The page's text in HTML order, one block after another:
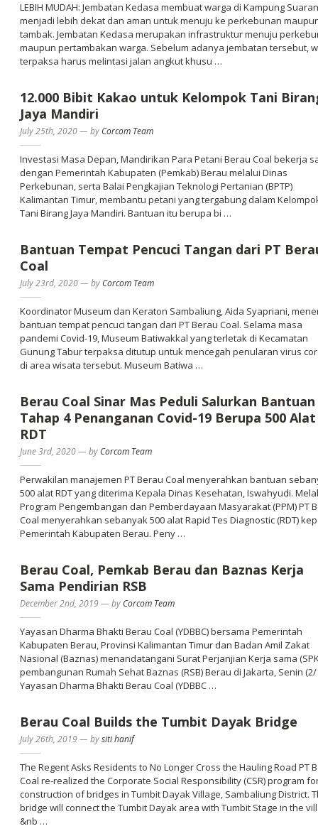
LEBIH MUDAH: Jembatan Kedasa membuat warga di Kampung Suaran
menjadi lebih dekat dan aman untuk menuju ke perkebunan
tambak. Jembatan Kedasa merupakan infrastruktur menuju
maupun pertambakan warga. Sebelum adanya jembatan tersebut,
terpaksa harus melintasi jalan angkut khusu …
12.000 Bibit Kakao untuk Kelompok Tani
Jaya Mandiri
July 25th, 2020— by Corcom Team
Investasi Masa Depan, Mandirikan Para Petani Berau Coal bekerja
dengan Pemerintah Kabupaten (Pemkab) Berau melalui Dinas
Perkebunan, serta Balai Pengkajian Teknologi Pertanian (BPTP)
Kalimantan Timur, membantu petani yang tergabung dalam
Tani Birang Jaya Mandiri. Bantuan itu berupa bi …
Bantuan Tempat Pencuci Tangan dari PT
Coal
July 23rd, 2020— by Corcom Team
Koordinator Museum dan Keraton Sambaliung, Aida Syapriani,
bantuan tempat pencuci tangan dari PT Berau Coal. Selama masa
pandemi Covid-19, Museum Batiwakkal yang terletak di Kecamatan
Gunung Tabur terpaksa ditutup untuk mencegah penularan virus
di area wisata tersebut. Museum Batiwa …
Berau Coal Sinar Mas Peduli Salurkan Bantuan
Tahap 4 Penanganan Covid-19 Berupa 500 Alat
RDT
June 3rd, 2020— by Corcom Team
Perwakilan manajemen PT Berau Coal menyerahkan bantuan
500 alat RDT yang diterima Kepala Dinas Kesehatan, Iswahyudi.
Program Pengembangan dan Pemberdayaan Masyarakat (PPM) PT
Coal menyerahkan sebanyak 500 alat Rapid Tes Diagnostic (RDT)
Pemerintah Kabupaten Berau. Peny …
Berau Coal, Pemkab Berau dan Baznas Kerja
Sama Pendirian RSB
December 2nd, 2019— by Corcom Team
Yayasan Dharma Bhakti Berau Coal (YDBBC) bersama Pemerintah
Kabupaten Berau, Provinsi Kalimantan Timur dan Badan Amil Zakat
Nasional (Baznas) menandatangani Surat Perjanjian Kerja sama
pembangunan Rumah Sehat Baznas (RSB) Berau di Jakarta, Senin (2/
Yayasan Dharma Bhakti Berau Coal (YDBBC …
Berau Coal Builds the Tumbit Dayak Bridge
July 26th, 2019— bysiti hanif
The Regent Asks Residents to No Longer Cross the Hauling Road PT
Coal re-realized the Corporate Social Responsibility (CSR) program
construction of bridges in Tumbit Dayak Village, Sambaliung District.
bridge will connect the Tumbit Dayak area with Tumbit Stage in the
&nb …